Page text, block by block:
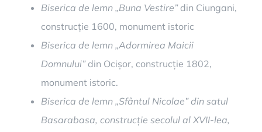
Biserica de lemn „Buna Vestire”din Ciungani,
construcție 1600, monument istoric
Biserica de lemn „Adormirea Maicii
Domnului”din Ocișor, construcție 1802,
monument istoric.
Biserica de lemn „Sfântul Nicolae” din satul
Basarabasa, construcție secolul al XVII-lea,